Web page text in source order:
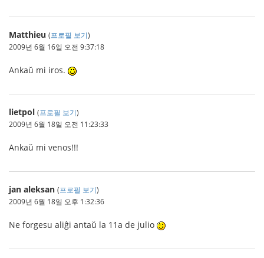
Matthieu (프로필 보기)
2009년 6월 16일 오전 9:37:18
Ankaŭ mi iros.
lietpol (프로필 보기)
2009년 6월 18일 오전 11:23:33
Ankaŭ mi venos!!!
jan aleksan (프로필 보기)
2009년 6월 18일 오후 1:32:36
Ne forgesu aliĝi antaŭ la 11a de julio